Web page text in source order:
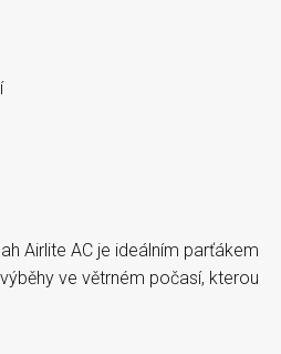
Airlite AC je ideálním parťákem
ve větrném počasí, kterou